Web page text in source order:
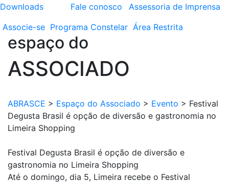
Downloads
Fale conosco
Assessoria de Imprensa
Associe-se Programa Constelar Área Restrita
espaço do
ASSOCIADO
ABRASCE > Espaço do Associado > Evento > Festival
Degusta Brasil é opção de diversão e gastronomia no
Limeira Shopping
Festival Degusta Brasil é opção de diversão e
gastronomia no Limeira Shopping
Até o domingo, dia 5, Limeira recebe o Festival